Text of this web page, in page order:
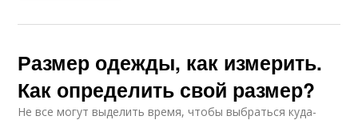
Размер одежды, как измерить.
Как определить свой размер?
Не все могут выделить время, чтобы выбраться куда-